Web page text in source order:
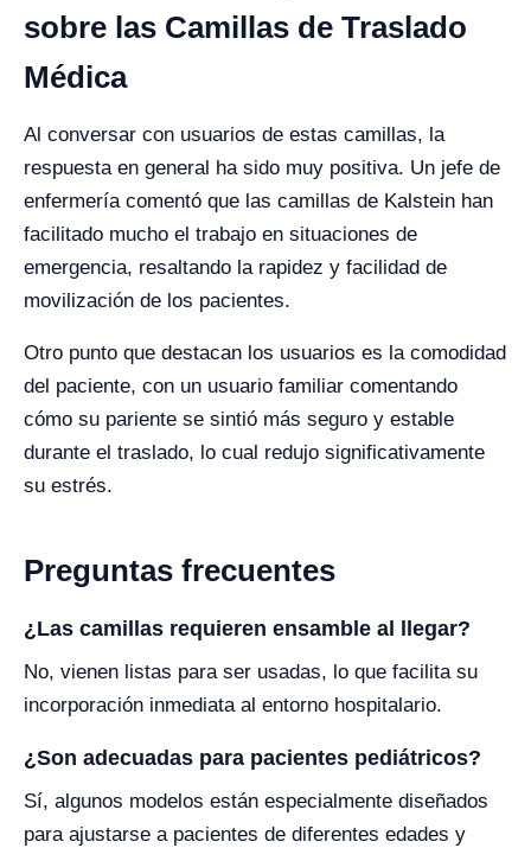
sobre las Camillas de Traslado
Médica
Al conversar con usuarios de estas camillas, la
respuesta en general ha sido muy positiva. Un jefe de
enfermería comentó que las camillas de Kalstein han
facilitado mucho el trabajo en situaciones de
emergencia, resaltando la rapidez y facilidad de
movilización de los pacientes.
Otro punto que destacan los usuarios es la comodidad
del paciente, con un usuario familiar comentando
cómo su pariente se sintió más seguro y estable
durante el traslado, lo cual redujo significativamente
su estrés.
Preguntas frecuentes
¿Las camillas requieren ensamble al llegar?
No, vienen listas para ser usadas, lo que facilita su
incorporación inmediata al entorno hospitalario.
¿Son adecuadas para pacientes pediátricos?
Sí, algunos modelos están especialmente diseñados
para ajustarse a pacientes de diferentes edades y